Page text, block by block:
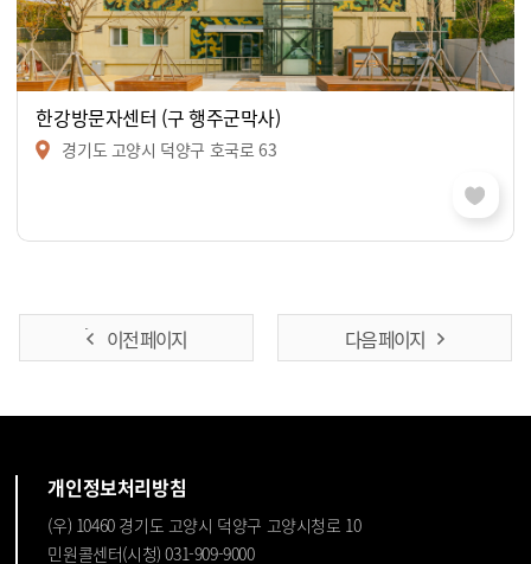
한강방문자센터 (구 행주군막사)
경기도 고양시 덕양구 호국로 63
이전 페이지 다음 페이지
개인정보처리방침
(우) 10460 경기도 고양시 덕양구 고양시청로 10
민원콜센터(시청) 031-909-9000